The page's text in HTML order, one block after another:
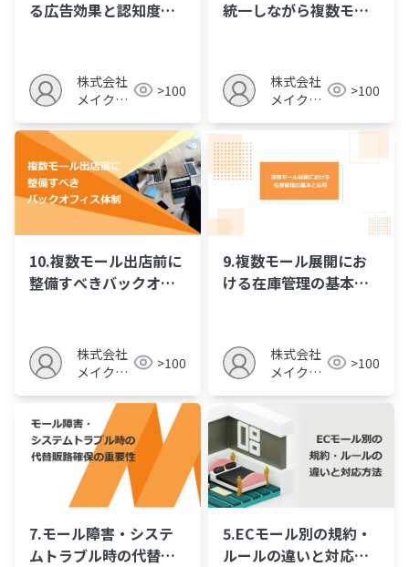
る広告効果と認知度向
株式会社
メイクア
>100
統一しながら複数モー
株式会社
メイクア
>100
10.複数モール出店前に
整備すべきバックオフ
株式会社
メイクア
>100
9.複数モール展開にお
ける在庫管理の基本と
株式会社
メイクア
>100
7.モール障害・システ
ムトラブル時の代替販
5.ECモール別の規約・
ルールの違いと対応方